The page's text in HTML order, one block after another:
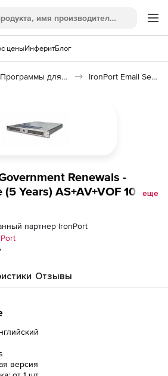
ценыИнферитБлог
Программы для защиты информации IronPort Email Security
Renewals -
Years) AS+AV+VOF 100 to
Appliance (5 Years)
249 Mailboxes
еще
партнер IronPort
Отзывы
версия